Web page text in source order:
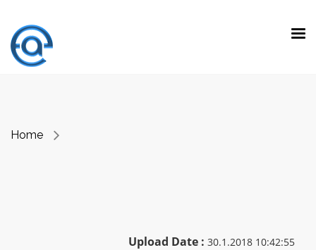
expected work with extraordinary talent.
to do unexpected jobs with ordinary skills.”
Home
Upload Date : 30.1.2018 10:42:55